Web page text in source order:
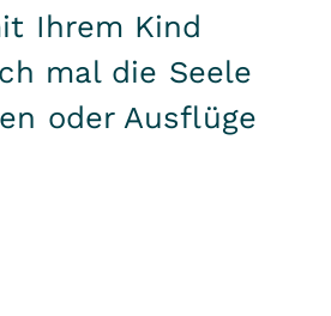
Ihrem Kind
mal die Seele
oder Ausflüge